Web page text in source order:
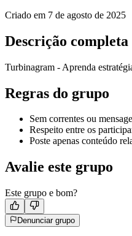
Criado em 7 de agosto de 2025
Descrição completa
Turbinagram - Aprenda
Regras do grupo
Sem correntes ou
Respeito entre os
Poste apenas conteúdo
Avalie este grupo
Este grupo e bom?
Denunciar grupo